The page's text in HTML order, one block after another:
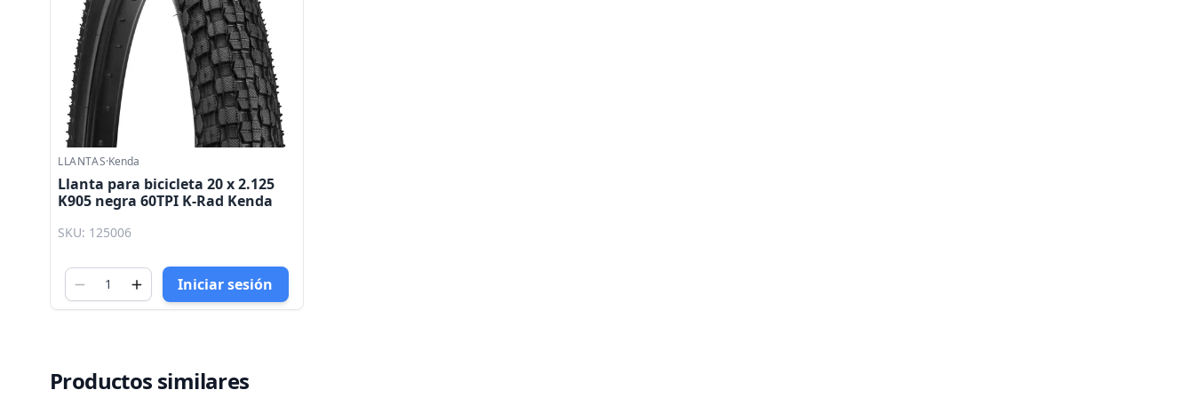
LLANTAS·Kenda
Llanta para bicicleta 20 x 2.125
K905 negra 60TPI K-Rad Kenda
SKU: 125006
Iniciar sesión
Productos similares